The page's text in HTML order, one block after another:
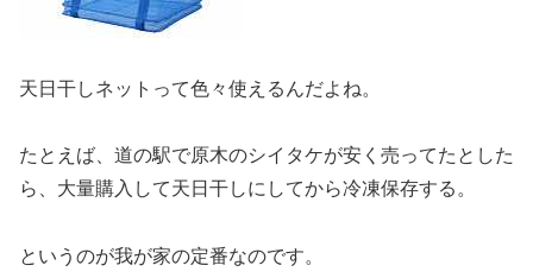
天日干しネットって色々使えるんだよね。
たとえば、道の駅で原木のシイタケが安く売ってたとした
ら、大量購入して天日干しにしてから冷凍保存する。
というのが我が家の定番なのです。